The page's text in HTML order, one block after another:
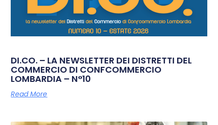
DI.CO. – LA NEWSLETTER DEI DISTRETTI DEL
COMMERCIO DI CONFCOMMERCIO
LOMBARDIA – N°10
Read More